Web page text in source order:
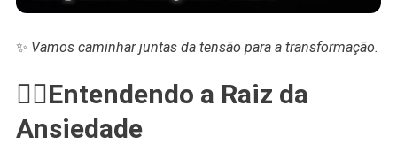
✨ Vamos caminhar juntas da tensão para a transformação.
💆‍♀️Entendendo a Raiz da
Ansiedade